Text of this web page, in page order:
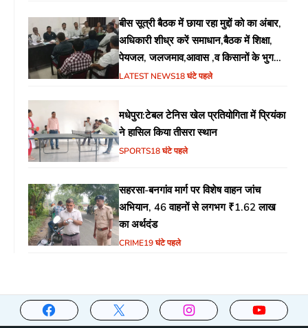
बीस सूत्री बैठक में छाया रहा मुद्दों को का अंबार,
अधिकारी शीध्र करें समाधान,बैठक में शिक्षा,
पेयजल, जलजमाव,आवास ,व किसानों के भुगतान
का उठा मुद्दा
LATEST NEWS18 घंटे पहले
मधेपुरा:टेबल टेनिस खेल प्रतियोगिता में प्रियंका
ने हासिल किया तीसरा स्थान
SPORTS18 घंटे पहले
सहरसा-बनगांव मार्ग पर विशेष वाहन जांच
अभियान, 46 वाहनों से लगभग ₹1.62 लाख
का अर्थदंड
CRIME19 घंटे पहले